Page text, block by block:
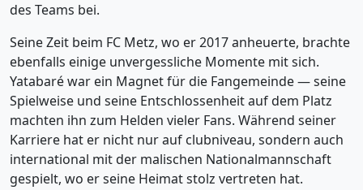
des Teams bei.
Seine Zeit beim FC Metz, wo er 2017 anheuerte, brachte
ebenfalls einige unvergessliche Momente mit sich.
Yatabaré war ein Magnet für die Fangemeinde ― seine
Spielweise und seine Entschlossenheit auf dem Platz
machten ihn zum Helden vieler Fans. Während seiner
Karriere hat er nicht nur auf clubniveau, sondern auch
international mit der malischen Nationalmannschaft
gespielt, wo er seine Heimat stolz vertreten hat.